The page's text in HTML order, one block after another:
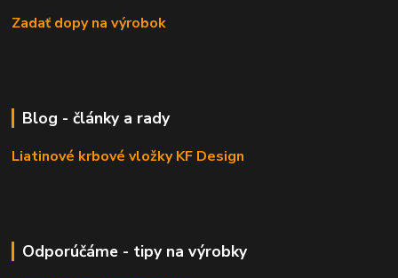
Zadať dopy na výrobok
Blog - články a rady
Liatinové krbové vložky KF Design
Odporúčáme - tipy na výrobky